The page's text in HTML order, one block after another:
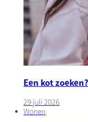
Een kot
29 juli 2026
Wonen